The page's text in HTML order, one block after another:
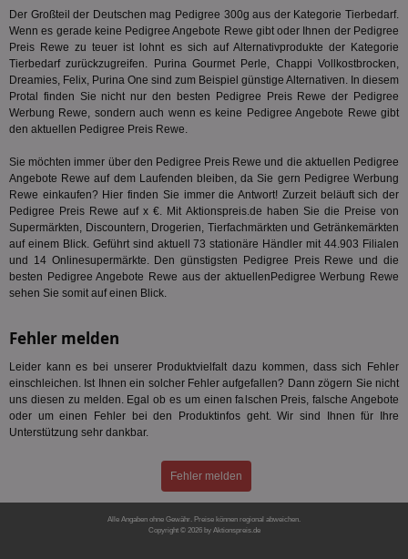
Der Großteil der Deutschen mag Pedigree 300g aus der Kategorie Tierbedarf.
Wenn es gerade keine Pedigree Angebote Rewe gibt oder Ihnen der Pedigree
Preis Rewe zu teuer ist lohnt es sich auf Alternativprodukte der Kategorie
Tierbedarfzurückzugreifen. Purina Gourmet Perle, Chappi Vollkostbrocken,
Dreamies, Felix, Purina One sind zum Beispiel günstige Alternativen. In diesem
Protal finden Sie nicht nur den besten Pedigree Preis Rewe der Pedigree
Werbung Rewe, sondern auch wenn es keine Pedigree Angebote Rewe gibt
den aktuellen Pedigree Preis Rewe.
Sie möchten immer über den Pedigree Preis Rewe und die aktuellen Pedigree
Angebote Rewe auf dem Laufenden bleiben, da Sie gern Pedigree Werbung
Rewe einkaufen? Hier finden Sie immer die Antwort! Zurzeit beläuft sich der
Pedigree Preis Rewe auf x €. Mit Aktionspreis.de haben Sie die Preise von
Supermärkten, Discountern, Drogerien, Tierfachmärkten und Getränkemärkten
auf einem Blick. Geführt sind aktuell 73 stationäre Händler mit 44.903 Filialen
und 14 Onlinesupermärkte. Den günstigsten Pedigree Preis Rewe und die
besten Pedigree Angebote Rewe aus der aktuellenPedigree Werbung Rewe
sehen Sie somit auf einen Blick.
Fehler melden
Leider kann es bei unserer Produktvielfalt dazu kommen, dass sich Fehler
einschleichen. Ist Ihnen ein solcher Fehler aufgefallen? Dann zögern Sie nicht
uns diesen zu melden. Egal ob es um einen falschen Preis, falsche Angebote
oder um einen Fehler bei den Produktinfos geht. Wir sind Ihnen für Ihre
Unterstützung sehr dankbar.
Fehler melden
Alle Angaben ohne Gewähr. Preise können regional abweichen.
Copyright © 2026 by Aktionspreis.de
wie
die
Es
über
des
fw_ts
.optinadserving.com 1 Jahr
zu
die
wird,
pi
TradeTracker
.pubmatic.com
1 Tag
der
Google LLC
wfivefivec
Roku Inc.
.w55c.net
1 Jahr 1
KADUSERCOOKIE
PubMatic Inc.
.pubmatic.com
1 Jahr
A3
Yahoo! Inc.
.yahoo.com
1 Jahr
tt_viewer
Teads B.V.
12 Monate 4
adx_ts
ORTEC B.V.
.optinadserving.com
1 Jahr
digitalAudience
zu
.360yield.com
deprecation
__eoi .aktionspreis.de
6 Monate
uid-bp-717
.ads.stickyadstv.com
1 Monat
uid-bp-23329
.ads.stickyadstv.com
2 Monate
i
OpenX
.openx.net
1 Jahr
uid-bp-951 .ads.stickyadstv.com
2 Monate
receive-
cookie-
deprecation
.criteo.com 1 Jahr
APC .doubleclick.net 6 Monate